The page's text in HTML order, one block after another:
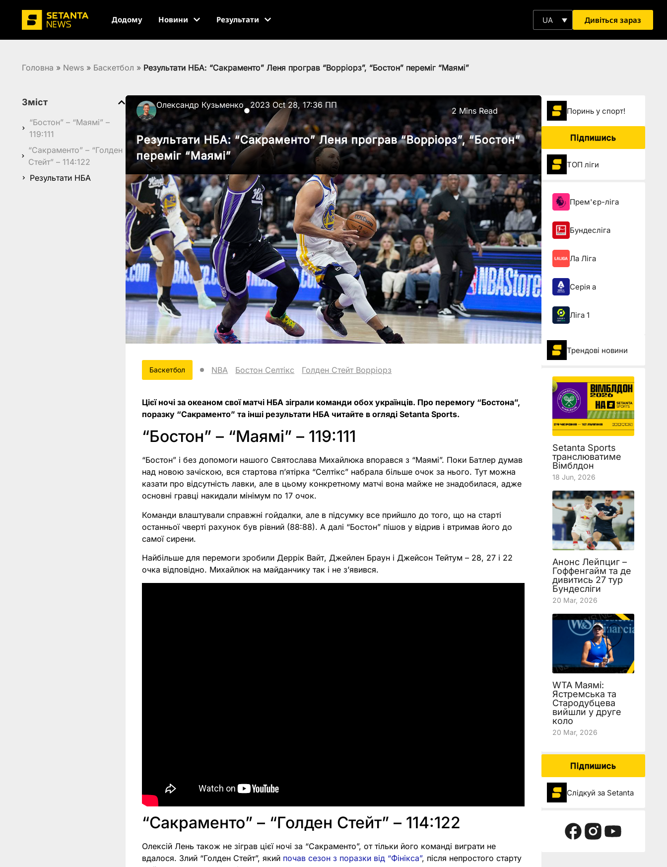
Додому Новини Результати UA Дивіться зараз
Головна » News » Баскетбол » Результати НБА: “Сакраменто” Леня програв “Ворріорз”, “Бостон” переміг “Маямі”
Зміст
“Бостон” – “Маямі” –
119:111
“Сакраменто” – “Голден
Стейт” – 114:122
Результати НБА
Олександр Кузьменко
●
2023 Oct 28, 17:36 ПП
2 Mins Read
Результати НБА: “Сакраменто” Леня програв “Ворріорз”, “Бостон”
переміг “Маямі”
Баскетбол NBA Бостон Селтікс Голден Стейт Ворріорз
Цієї ночі за океаном свої матчі НБА зіграли команди обох українців. Про перемогу “Бостона”,
поразку “Сакраменто” та інші результати НБА читайте в огляді Setanta Sports.
“Бостон” – “Маямі” – 119:111
“Бостон” і без допомоги нашого Святослава Михайлюка впорався з “Маямі”. Поки Батлер думав
над новою зачіскою, вся стартова пʼятірка “Селтікс” набрала більше очок за нього. Тут можна
казати про відсутність лавки, але в цьому конкретному матчі вона майже не знадобилася, адже
основні гравці накидали мінімум по 17 очок.
Команди влаштували справжні гойдалки, але в підсумку все прийшло до того, що на старті
останньої чверті рахунок був рівний (88:88). А далі “Бостон” пішов у відрив і втримав його до
самої сирени.
Найбільше для перемоги зробили Деррік Вайт, Джейлен Браун і Джейсон Тейтум – 28, 27 і 22
очка відповідно. Михайлюк на майданчику так і не зʼявився.
“Сакраменто” – “Голден Стейт” – 114:122
Олексій Лень також не зіграв цієї ночі за “Сакраменто”, от тільки його команді виграти не
вдалося. Злий “Голден Стейт”, який почав сезон з поразки від “Фінікса”, після непростого старту
Поринь у спорт!
Підпишись
ТОП ліги
Прем'єр-ліга
Бундесліга
Ла Ліга
Серія а
Ліга 1
Трендові новини
Setanta Sports
транслюватиме
Вімблдон
18 Jun, 2026
Анонс Лейпциг –
Гоффенгайм та де
дивитись 27 тур
Бундесліги
20 Mar, 2026
WTA Маямі:
Ястремська та
Стародубцева
вийшли у друге
коло
20 Mar, 2026
Підпишись
Слідкуй за Setanta